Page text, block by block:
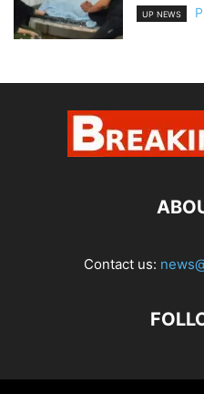
UP NEWS
Contact us: